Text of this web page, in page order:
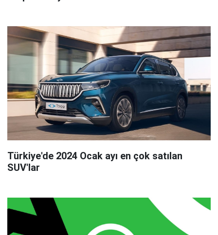
Türkiye'de 2024 Ocak ayı en çok satılan
SUV'lar